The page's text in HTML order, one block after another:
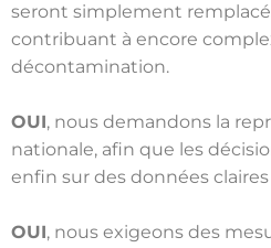
seront simplement
contribuant à encore
décontamination.
OUI, nous demandons la
nationale, afin que les
enfin sur des données
OUI, nous exigeons des